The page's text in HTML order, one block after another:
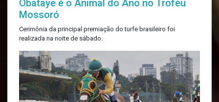
Obataye é o Animal do Ano no Troféu
Mossoró
Cerimônia da principal premiação do turfe brasileiro foi
realizada na noite de sábado.